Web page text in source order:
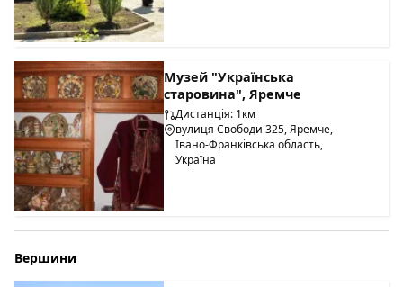
Музей "Українська
старовина", Яремче
Дистанція: 1км
вулиця Свободи 325, Яремче,
Івано-Франківська область,
Україна
Вершини